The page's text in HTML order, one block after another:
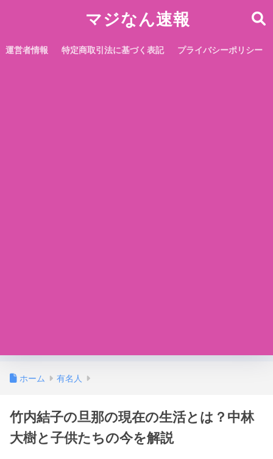
マジなん速報
運営者情報 特定商取引法に基づく表記 プライバシーポリシー
ホーム 有名人
竹内結子の旦那の現在の生活とは？中林
大樹と子供たちの今を解説